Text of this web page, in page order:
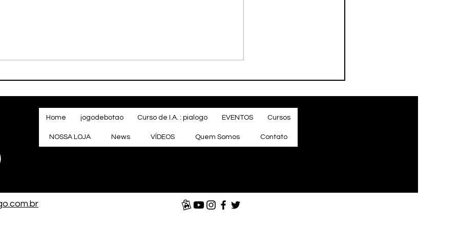
TODAS AS PLATAFORMAS!
Home jogodebotao Curso de I.A. : pialogo EVENTOS Cursos
NOSSA LOJA News VÍDEOS Quem Somos Contato